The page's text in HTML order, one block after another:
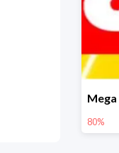
80%